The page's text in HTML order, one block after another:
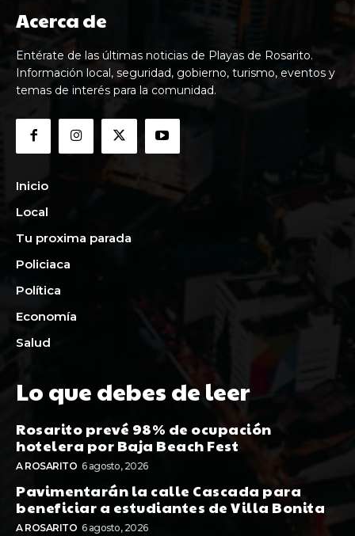
Acerca de
Entérate de las últimas noticias de Playas de Rosarito.
Información local, seguridad, gobierno, turismo, eventos y
temas de interés para la comunidad.
Inicio
Local
Tu proxima parada
Policiaca
Política
Economía
Salud
Lo que debes de leer
Rosarito prevé 98% de ocupación
hotelera por Baja Beach Fest
A ROSARITO 6 agosto, 2026
Pavimentarán la calle Cascada para
beneficiar a estudiantes de Villa Bonita
A ROSARITO 6 agosto, 2026